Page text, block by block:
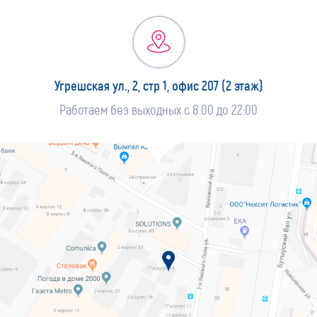
Угрешская ул., 2, стр 1, офис 207 (2 этаж)
Работаем без выходных с 8:00 до 22:00